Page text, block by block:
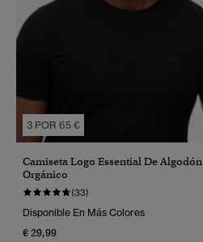
3 POR 65 €
Camiseta Logo Essential De Algodón
Orgánico
(33)
Disponible En Más Colores
€ 29,99